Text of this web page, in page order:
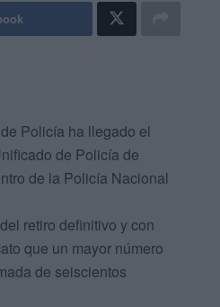
Policía ha llegado el
de Policía de
de la Policía Nacional
retiro definitivo y con
que un mayor número
de seiscientos